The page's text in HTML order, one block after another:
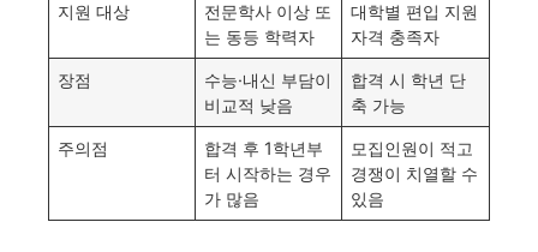
지원 대상
전문학사 이상 또
는 동등 학력자
대학별 편입 지원
자격 충족자
장점
수능·내신 부담이
비교적 낮음
합격 시 학년 단
축 가능
주의점
합격 후 1학년부
터 시작하는 경우
가 많음
모집인원이 적고
경쟁이 치열할 수
있음